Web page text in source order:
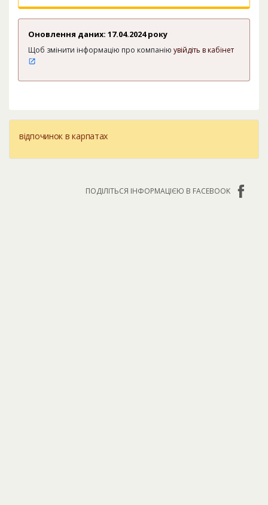
Оновлення даних: 17.04.2024 року
Щоб змінити інформацію про компанію увійдіть в кабінет
відпочинок в карпатах
ПОДІЛІТЬСЯ ІНФОРМАЦІЄЮ В FACEBOOK